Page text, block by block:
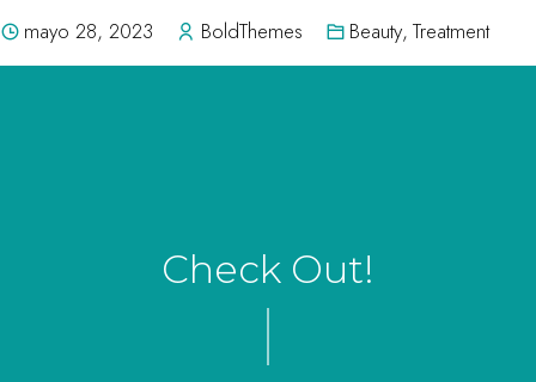
mayo 28, 2023 BoldThemes Beauty, Treatment
Check Out!